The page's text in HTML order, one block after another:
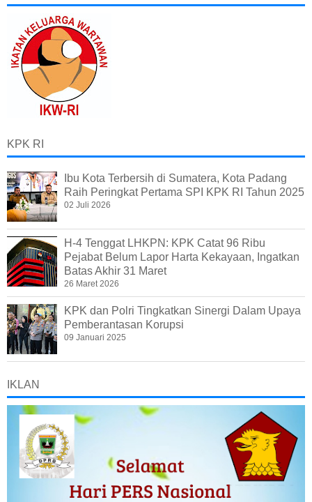
KPK RI
Ibu Kota Terbersih di Sumatera, Kota Padang
Raih Peringkat Pertama SPI KPK RI Tahun 2025
02 Juli 2026
H-4 Tenggat LHKPN: KPK Catat 96 Ribu
Pejabat Belum Lapor Harta Kekayaan, Ingatkan
Batas Akhir 31 Maret
26 Maret 2026
KPK dan Polri Tingkatkan Sinergi Dalam Upaya
Pemberantasan Korupsi
09 Januari 2025
IKLAN